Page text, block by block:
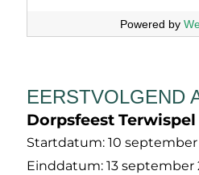
Powered by
EERSTVOLGEND
Dorpsfeest Terwispel
Startdatum: 10
Einddatum: 13 september